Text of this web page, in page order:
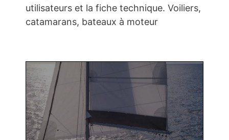
utilisateurs et la fiche technique. Voiliers,
catamarans, bateaux à moteur